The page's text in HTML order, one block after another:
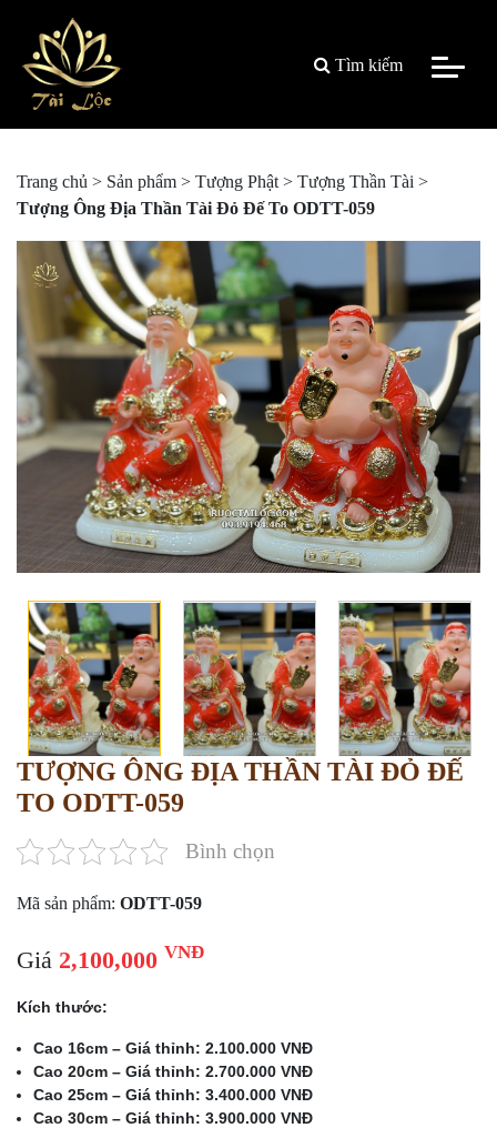
Tìm kiếm
Trang chủ > Sản phẩm > Tượng Phật > Tượng Thần Tài >
Tượng Ông Địa Thần Tài Đỏ Đế To ODTT-059
TƯỢNG ÔNG ĐỊA THẦN TÀI ĐỎ ĐẾ
TO ODTT-059
Bình chọn
Mã sản phẩm: ODTT-059
Giá 2,100,000 VNĐ
Kích thước:
Cao 16cm – Giá thỉnh: 2.100.000 VNĐ
Cao 20cm – Giá thỉnh: 2.700.000 VNĐ
Cao 25cm – Giá thỉnh: 3.400.000 VNĐ
Cao 30cm – Giá thỉnh: 3.900.000 VNĐ